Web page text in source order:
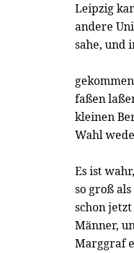
Leipzig
andere
sahe, und
faßen
kleinen
Wahl
Es ist
so groß
schon
Männer,
Marggraf